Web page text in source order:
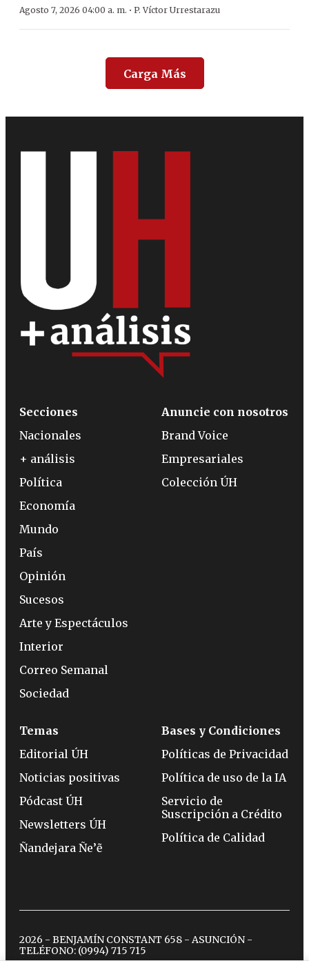
Agosto 7, 2026 04:00 a. m. · P. Víctor Urrestarazu
Carga Más
Secciones
Nacionales
+ análisis
Política
Economía
Mundo
País
Opinión
Sucesos
Arte y Espectáculos
Interior
Correo Semanal
Sociedad
Anuncie con nosotros
Brand Voice
Empresariales
Colección ÚH
Temas
Editorial ÚH
Noticias positivas
Pódcast ÚH
Newsletters ÚH
Ñandejara Ñe’ẽ
Bases y Condiciones
Políticas de Privacidad
Política de uso de la IA
Servicio de
Suscripción a Crédito
Política de Calidad
2026 - BENJAMÍN CONSTANT 658 - ASUNCIÓN -
TELÉFONO: (0994) 715 715